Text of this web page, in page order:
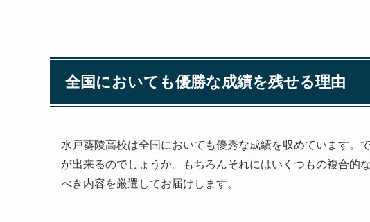
全国においても優勝な成績を残せる理由
水戸葵陵高校は全国においても優秀な成績を収めています。
が出来るのでしょうか。もちろんそれにはいくつもの複合的
べき内容を厳選してお届けします。